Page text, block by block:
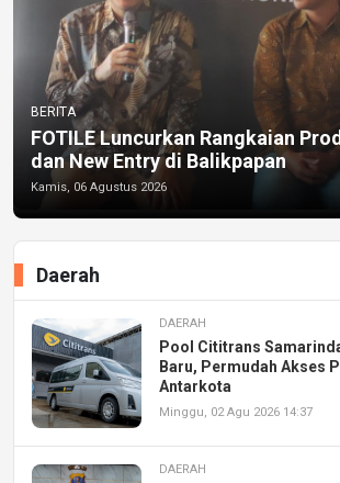
BERITA
FOTILE Luncurkan Rangkaian
dan New Entry di Balikpapan
Kamis, 06 Agustus 2026
Daerah
DAERAH
Pool Cititrans
Baru, Permudah Akses
Antarkota
Minggu, 02 Agu 2026 14:37
DAERAH